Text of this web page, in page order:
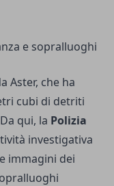
e sopralluoghi
Aster, che ha
cubi di detriti
qui, la Polizia
investigativa
immagini dei